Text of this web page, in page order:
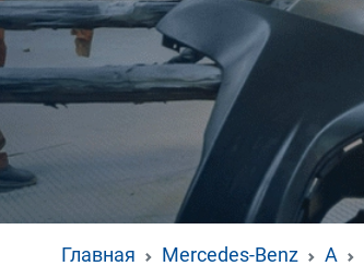
Главная Mercedes-Benz A